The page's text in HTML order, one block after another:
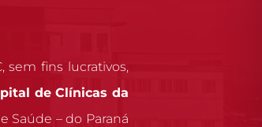
sem fins lucrativos,
de Clínicas da
Saúde – do Paraná